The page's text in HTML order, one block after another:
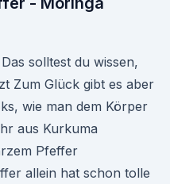
solltest du wissen,
Zum Glück gibt es aber
wie man dem Körper
aus Kurkuma
Pfeffer
allein hat schon tolle